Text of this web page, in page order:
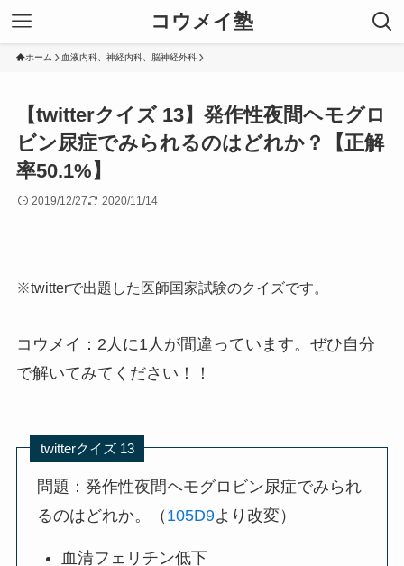
コウメイ塾
ホーム 血液内科、神経内科、脳神経外科
【twitterクイズ 13】発作性夜間ヘモグロ
ビン尿症でみられるのはどれか？【正解
率50.1%】
2019/12/27 2020/11/14
※twitterで出題した医師国家試験のクイズです。
コウメイ：2人に1人が間違っています。ぜひ自分
で解いてみてください！！
twitterクイズ 13
問題：発作性夜間ヘモグロビン尿症でみられ
るのはどれか。（ 105D9より改変）
血清フェリチン低下